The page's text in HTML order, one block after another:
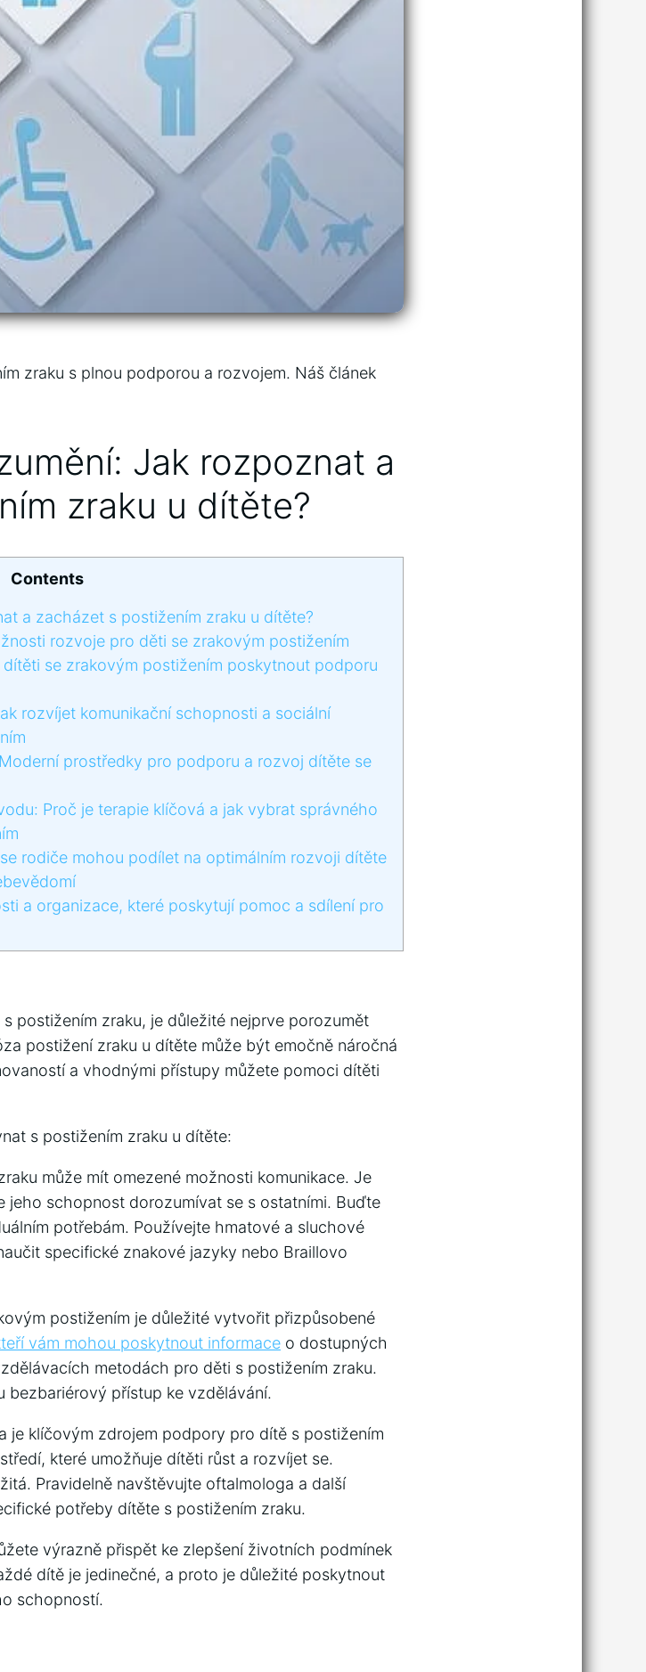
zraku s plnou ‍podporou a‌ rozvojem. Náš ⁤článek
Jak rozpoznat a
zraku u dítěte?
Contents
a zacházet s postižením zraku u dítěte?
rozvoje pro děti se zrakovým postižením
se zrakovým postižením‌ poskytnout podporu
rozvíjet komunikační schopnosti a​ sociální
prostředky pro podporu a rozvoj dítěte se
Proč⁤ je terapie klíčová ​a jak vybrat správného
rodiče mohou podílet⁢ na‌ optimálním rozvoji dítěte
a organizace, které ⁣poskytují pomoc a sdílení pro
postižením⁢ zraku, je důležité nejprve porozumět
postižení zraku u dítěte může být emočně náročná
a vhodnými přístupy můžete pomoci dítěti
s postižením zraku u dítěte:
může ⁤mít omezené ‍možnosti komunikace. Je
schopnost dorozumívat se s ostatními.⁣ Buďte
potřebám. Používejte hmatové a sluchové
specifické znakové jazyky nebo Braillovo
postižením je důležité vytvořit přizpůsobené
vám mohou poskytnout informace o⁢ dostupných
metodách pro děti s postižením zraku.
⁣bezbariérový ‌přístup ke vzdělávání.
je klíčovým zdrojem podpory pro dítě s postižením
které umožňuje dítěti ⁢růst a⁤ rozvíjet se.
Pravidelně navštěvujte oftalmologa a další
potřeby dítěte s postižením zraku.
⁣výrazně přispět ke zlepšení‍ životních podmínek
dítě je jedinečné, a proto je důležité ​poskytnout
schopností.